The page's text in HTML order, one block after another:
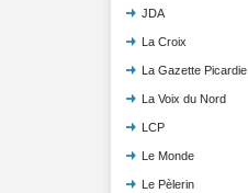
JDA
La Croix
La Gazette Picardie
La Voix du Nord
LCP
Le Monde
Le Pèlerin